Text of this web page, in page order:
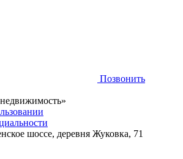
Позвонить
шоссе, деревня Жуковка, 71